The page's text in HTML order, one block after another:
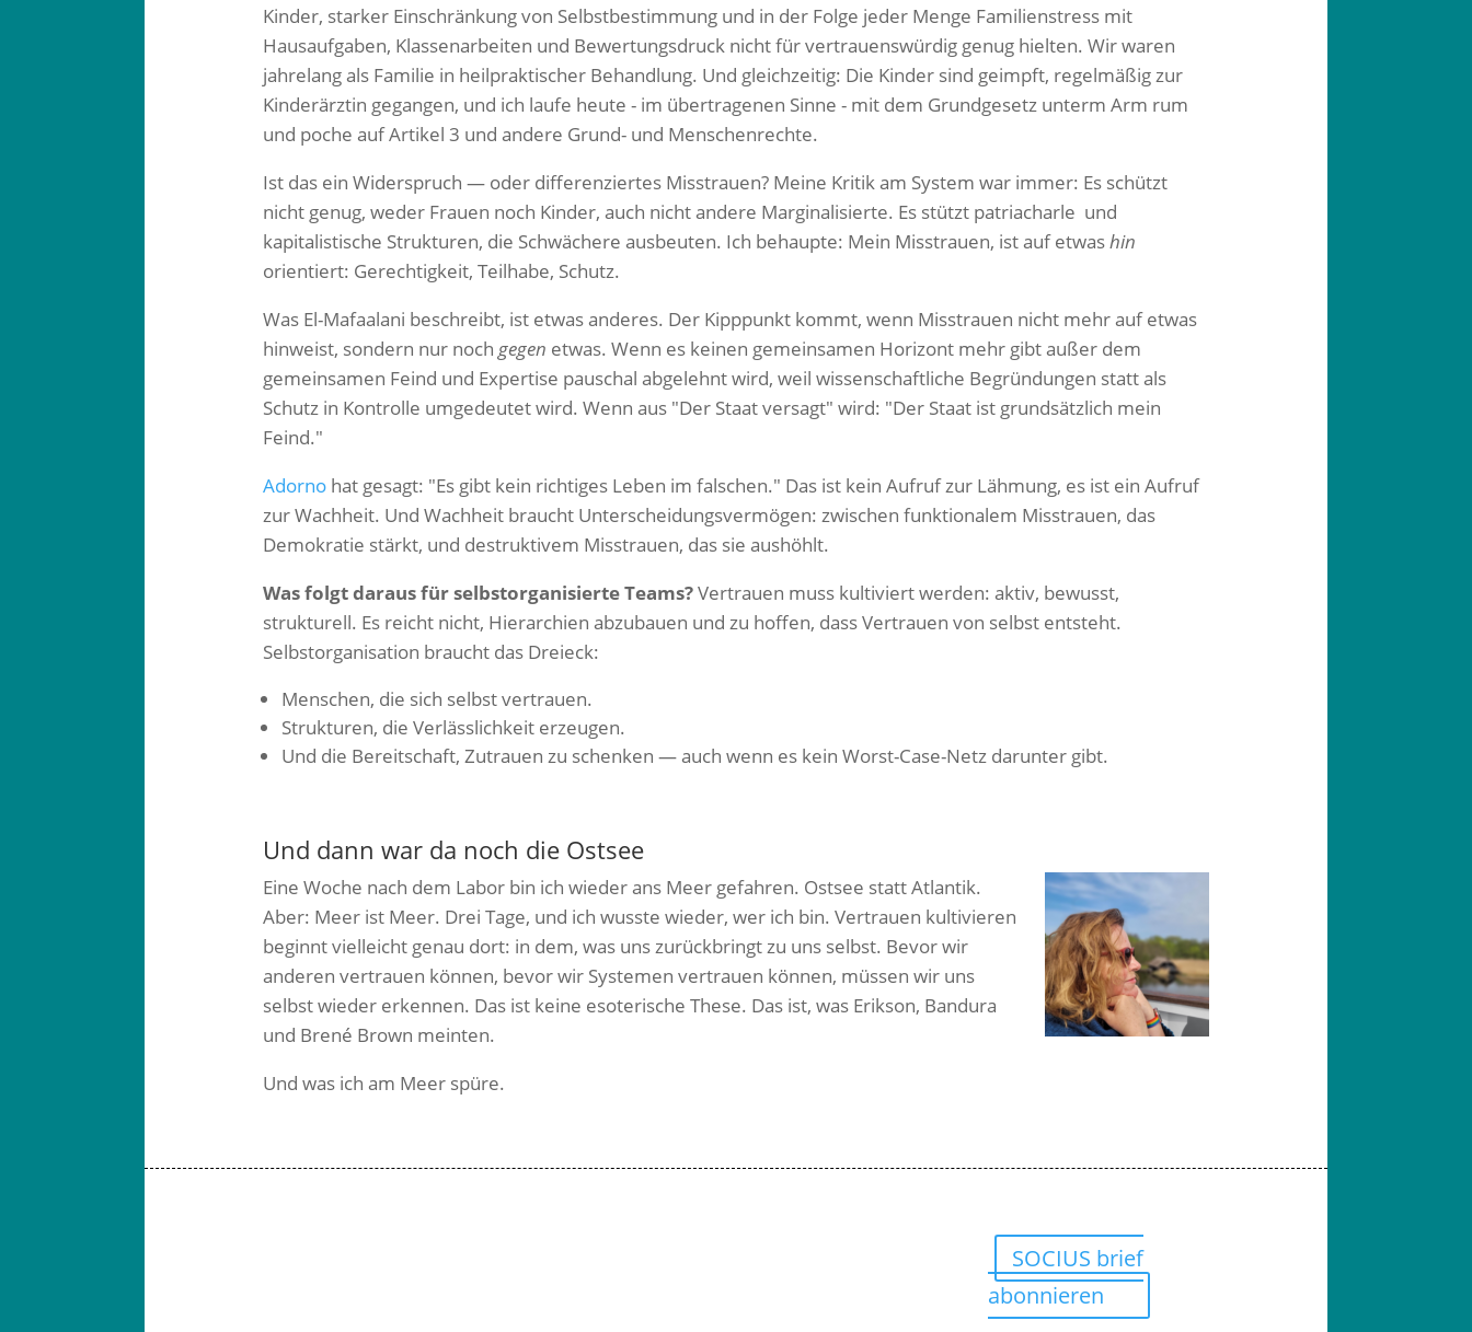
Kinder, starker Einschränkung von Selbstbestimmung und in der Folge jeder Menge Familienstress mit
Hausaufgaben, Klassenarbeiten und Bewertungsdruck nicht für vertrauenswürdig genug hielten. Wir waren
jahrelang als Familie in heilpraktischer Behandlung. Und gleichzeitig: Die Kinder sind geimpft, regelmäßig zur
Kinderärztin gegangen, und ich laufe heute - im übertragenen Sinne - mit dem Grundgesetz unterm Arm rum
und poche auf Artikel 3 und andere Grund- und Menschenrechte.
Ist das ein Widerspruch — oder differenziertes Misstrauen? Meine Kritik am System war immer: Es schützt
nicht genug, weder Frauen noch Kinder, auch nicht andere Marginalisierte. Es stützt patriacharle und
kapitalistische Strukturen, die Schwächere ausbeuten. Ich behaupte: Mein Misstrauen, ist auf etwashin
orientiert: Gerechtigkeit, Teilhabe, Schutz.
Was El-Mafaalani beschreibt, ist etwas anderes. Der Kipppunkt kommt, wenn Misstrauen nicht mehr auf etwas
hinweist, sondern nur noch gegen etwas. Wenn es keinen gemeinsamen Horizont mehr gibt außer dem
gemeinsamen Feind und Expertise pauschal abgelehnt wird, weil wissenschaftliche Begründungen statt als
Schutz in Kontrolle umgedeutet wird. Wenn aus "Der Staat versagt" wird: "Der Staat ist grundsätzlich mein
Feind."
Adorno hat gesagt: "Es gibt kein richtiges Leben im falschen." Das ist kein Aufruf zur Lähmung, es ist ein Aufruf
zur Wachheit. Und Wachheit braucht Unterscheidungsvermögen: zwischen funktionalem Misstrauen, das
Demokratie stärkt, und destruktivem Misstrauen, das sie aushöhlt.
Was folgt daraus für selbstorganisierte Teams?Vertrauen muss kultiviert werden: aktiv, bewusst,
strukturell. Es reicht nicht, Hierarchien abzubauen und zu hoffen, dass Vertrauen von selbst entsteht.
Selbstorganisation braucht das Dreieck:
Menschen, die sich selbst vertrauen.
Strukturen, die Verlässlichkeit erzeugen.
Und die Bereitschaft, Zutrauen zu schenken — auch wenn es kein Worst-Case-Netz darunter gibt.
Und dann war da noch die Ostsee
Eine Woche nach dem Labor bin ich wieder ans Meer gefahren. Ostsee statt Atlantik.
Aber: Meer ist Meer. Drei Tage, und ich wusste wieder, wer ich bin. Vertrauen kultivieren
beginnt vielleicht genau dort: in dem, was uns zurückbringt zu uns selbst. Bevor wir
anderen vertrauen können, bevor wir Systemen vertrauen können, müssen wir uns
selbst wieder erkennen. Das ist keine esoterische These. Das ist, was Erikson, Bandura
und Brené Brown meinten.
Und was ich am Meer spüre.
SOCIUS brief
abonnieren